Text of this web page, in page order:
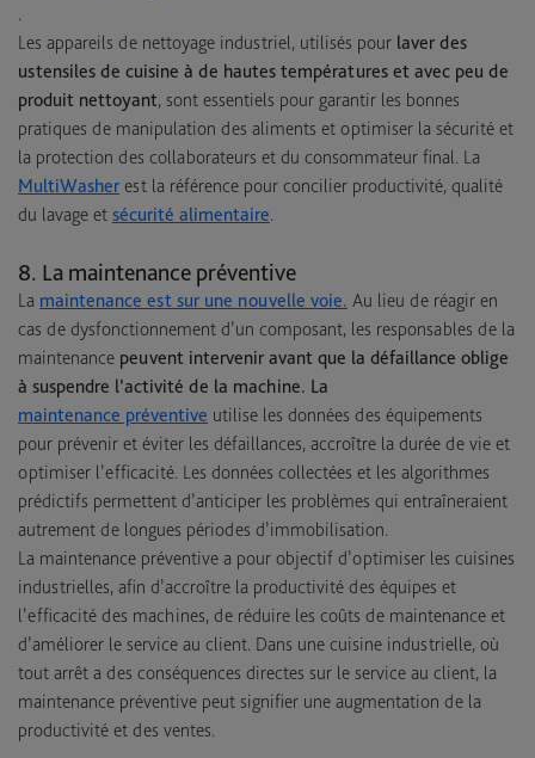
.
Les appareils de nettoyage industriel, utilisés pour laver des
ustensiles de cuisine à de hautes températures et avec peu de
produit nettoyant, sont essentiels pour garantir les bonnes
pratiques de manipulation des aliments et optimiser la sécurité et
la protection des collaborateurs et du consommateur final. La
MultiWasher est la référence pour concilier productivité, qualité
du lavage et sécurité alimentaire.
8. La maintenance préventive
La maintenance est sur une nouvelle voie. Au lieu de réagir en
cas de dysfonctionnement d’un composant, les responsables de la
maintenance peuvent intervenir avant que la défaillance oblige
à suspendre l’activité de la machine. La
maintenance préventive utilise les données des équipements
pour prévenir et éviter les défaillances, accroître la durée de vie et
optimiser l’efficacité. Les données collectées et les algorithmes
prédictifs permettent d’anticiper les problèmes qui entraîneraient
autrement de longues périodes d’immobilisation.
La maintenance préventive a pour objectif d’optimiser les cuisines
industrielles, afin d’accroître la productivité des équipes et
l’efficacité des machines, de réduire les coûts de maintenance et
d’améliorer le service au client. Dans une cuisine industrielle, où
tout arrêt a des conséquences directes sur le service au client, la
maintenance préventive peut signifier une augmentation de la
productivité et des ventes.